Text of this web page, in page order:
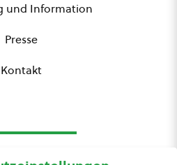
und Information
Presse
Kontakt